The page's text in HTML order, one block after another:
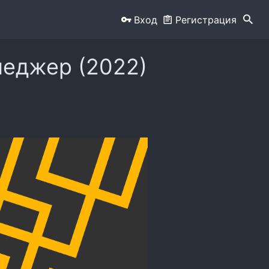
Вход Регистрация
(2022)